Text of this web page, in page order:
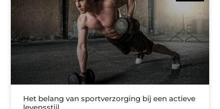
Het belang van sportverzorging bij een actieve